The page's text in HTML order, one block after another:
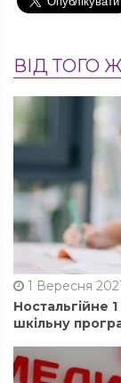
ВІД ТОГО
1 Вересня
Ностальгійне
шкільну